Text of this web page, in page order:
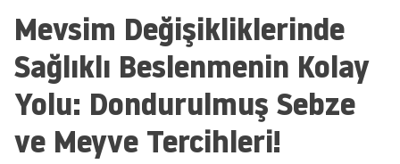
Mevsim Değişikliklerinde
Sağlıklı Beslenmenin Kolay
Yolu: Dondurulmuş Sebze
ve Meyve Tercihleri!